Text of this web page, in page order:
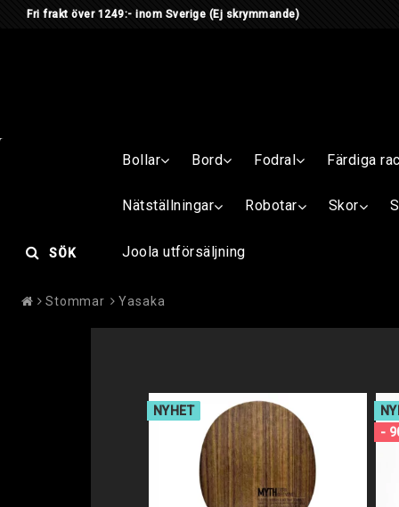
Fri frakt över 1249:- inom Sverige (Ej skrymmande) Är du
Bollar Bord Fodral Färdiga
Nätställningar Robotar Skor
Joola utförsäljning
SÖK
Stommar Yasaka
NYHET
-